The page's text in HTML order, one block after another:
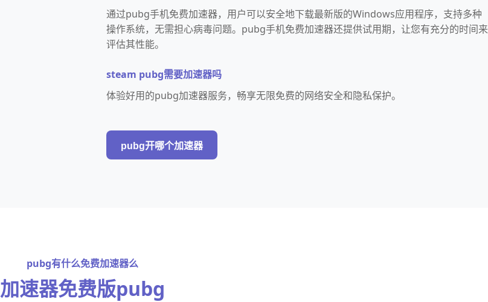
通过pubg手机免费加速器，用户可以安全地下载最新版的Windows应用程序，支持多种
操作系统，无需担心病毒问题。pubg手机免费加速器还提供试用期，让您有充分的时间来
评估其性能。
steam pubg需要加速器吗
体验好用的pubg加速器服务，畅享无限免费的网络安全和隐私保护。
pubg开哪个加速器
pubg有什么免费加速器么
加速器免费版pubg